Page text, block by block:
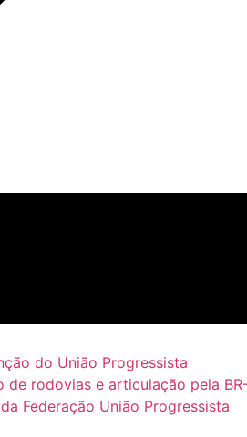
do União Progressista
de rodovias e articulação pela
Federação União Progressista